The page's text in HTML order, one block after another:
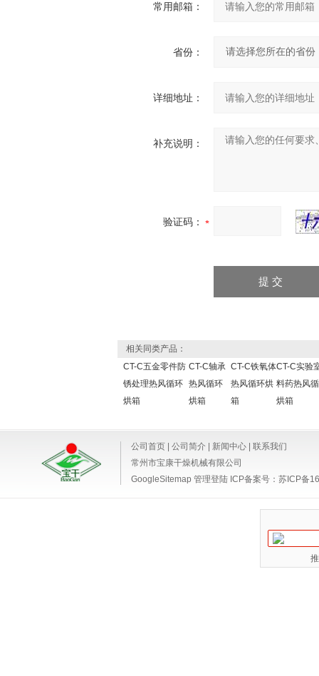
常用邮箱：
省份：
详细地址：
补充说明：
验证码：
相关同类产品：
CT-C五金零件防
锈处理热风循环
烘箱
CT-C轴承
热风循环
烘箱
CT-C铁氧体
热风循环烘
箱
CT-C实验
料药热风
烘箱
公司首页 公司简介 新闻中心
联系我们
常州市宝康干燥机械有限公司
GoogleSitemap 管理登陆 ICP备案号： 苏ICP备